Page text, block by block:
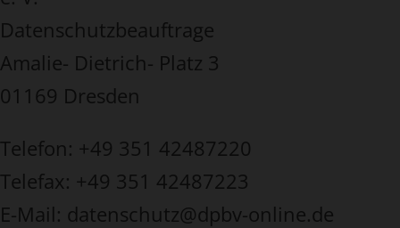
Datenschutzbeauftrage
Amalie- Dietrich- Platz 3
01169 Dresden
Telefon: +49 351 42487220
Telefax: +49 351 42487223
E-Mail: datenschutz@dpbv-online.de